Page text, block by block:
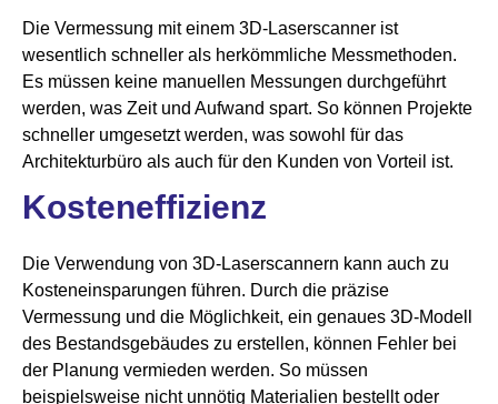
Die Vermessung mit einem 3D-Laserscanner ist
wesentlich schneller als herkömmliche Messmethoden.
Es müssen keine manuellen Messungen durchgeführt
werden, was Zeit und Aufwand spart. So können Projekte
schneller umgesetzt werden, was sowohl für das
Architekturbüro als auch für den Kunden von Vorteil ist.
Kosteneffizienz
Die Verwendung von 3D-Laserscannern kann auch zu
Kosteneinsparungen führen. Durch die präzise
Vermessung und die Möglichkeit, ein genaues 3D-Modell
des Bestandsgebäudes zu erstellen, können Fehler bei
der Planung vermieden werden. So müssen
beispielsweise nicht unnötig Materialien bestellt oder